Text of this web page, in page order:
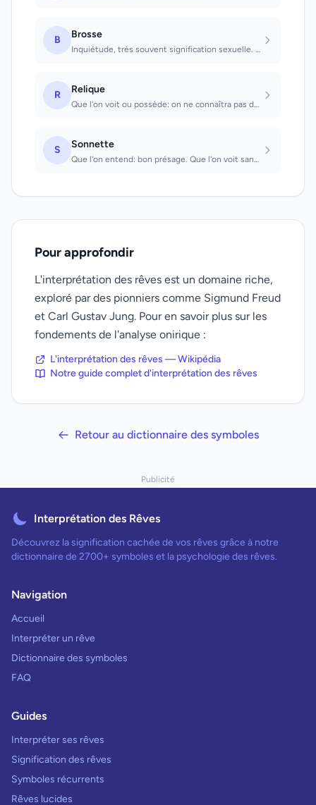
B Brosse
Inquiétude, très souvent signification sexuelle. Voir une brosse : on va faire l...
R Relique
Que l'on voit ou possède: on ne connaîtra pas de joie pendant longtemps.
S Sonnette
Que l'on entend: bon présage. Que l'on voit sans l'entendre: on dira quelque cho...
Pour approfondir
L'interprétation des rêves est un domaine riche,
exploré par des pionniers comme Sigmund Freud
et Carl Gustav Jung. Pour en savoir plus sur les
fondements de l'analyse onirique :
L'interprétation des rêves — Wikipédia
Notre guide complet d'interprétation des rêves
Retour au dictionnaire des symboles
Publicité
Interprétation des Rêves
Découvrez la signification cachée de vos rêves grâce à notre
dictionnaire de 2700+ symboles et la psychologie des rêves.
Navigation
Accueil
Interpréter un rêve
Dictionnaire des symboles
FAQ
Guides
Interpréter ses rêves
Signification des rêves
Symboles récurrents
Rêves lucides